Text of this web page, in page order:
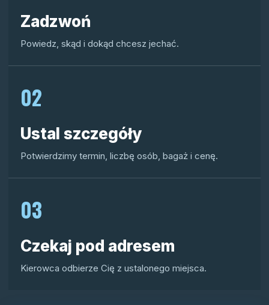
Zadzwoń
Powiedz, skąd i dokąd chcesz jechać.
02
Ustal szczegóły
Potwierdzimy termin, liczbę osób, bagaż i cenę.
03
Czekaj pod adresem
Kierowca odbierze Cię z ustalonego miejsca.